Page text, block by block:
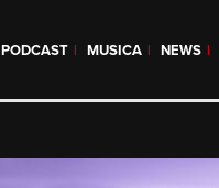
PODCAST MUSICA NEWS